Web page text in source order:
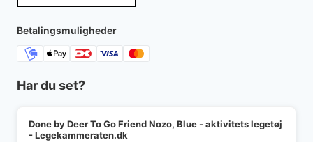
399 kr..75 kr..
Betalingsmuligheder
Har du set?
Done by Deer To Go Friend Nozo, Blue - aktivitets legetøj
- Legekammeraten.dk